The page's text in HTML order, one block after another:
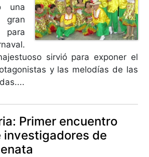
una
sirvió para exponer el
y las melodías de las
Primer encuentro
investigadores de